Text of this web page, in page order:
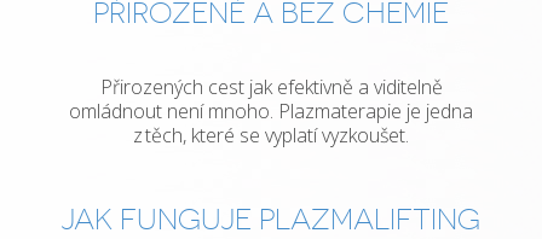
PŘIROZENĚ A BEZ CHEMIE
Přirozených cest jak efektivně a viditelně
omládnout není mnoho. Plazmaterapie je jedna
z těch, které se vyplatí vyzkoušet.
JAK FUNGUJE PLAZMALIFTING